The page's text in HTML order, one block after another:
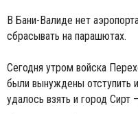
В Бани-Валиде нет
сбрасывать на парашютах.
Сегодня утром войска
были вынуждены отступить
удалось взять и город